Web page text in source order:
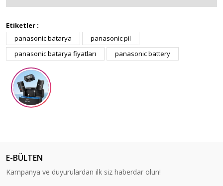
Etiketler :
panasonic batarya
panasonic pil
panasonic batarya fiyatları
panasonic battery
E-BÜLTEN
Kampanya ve duyurulardan ilk siz haberdar olun!